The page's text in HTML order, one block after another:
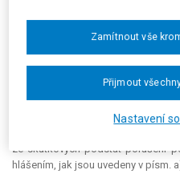
odst. 3 zákona o DPH a s jeho
Podle stěžovatele v případě
zákona o DPH (tj. nepodání
počíná běžet šestiměsíční
marné uplynutí náhradní lhůty. Z
ze skutkových podstat porušení
hlášením, jak jsou uvedeny v písm.
Nastavení
Zamítnout vše
Přijmout